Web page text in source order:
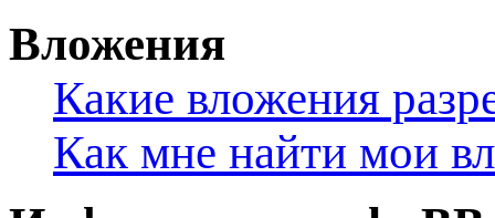
Вложения
Какие вложения
Как мне найти мои